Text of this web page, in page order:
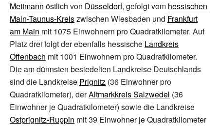
Mettmann östlich von Düsseldorf, gefolgt vom hessischen
Main-Taunus-Kreiszwischen Wiesbaden und Frankfurt
am Main mit 1075 Einwohnern pro Quadratkilometer. Auf
Platz drei folgt der ebenfalls hessische Landkreis
Offenbach mit 1001 Einwohnern pro Quadratkilometer.
Die am dünnsten besiedelten Landkreise Deutschlands
sind die Landkreise Prignitz (36 Einwohner pro
Quadratkilometer), derAltmarkkreis Salzwedel (36
Einwohner je Quadratkilometer) sowie die Landkreise
Ostprignitz-Ruppin mit39 Einwohner je Quadratkilometer